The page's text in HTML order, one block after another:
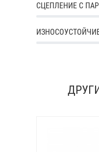
СЦЕПЛЕНИЕ С